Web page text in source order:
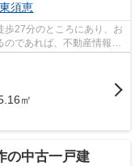
須恵
歩27分のところにあり、お
であれば、不動産情報を
㎡
の中古一戸建